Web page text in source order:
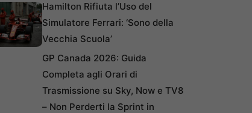
Hamilton Rifiuta l’Uso del
Simulatore Ferrari: ‘Sono della
Vecchia Scuola’
GP Canada 2026: Guida
Completa agli Orari di
Trasmissione su Sky, Now e TV8
– Non Perderti la Sprint in